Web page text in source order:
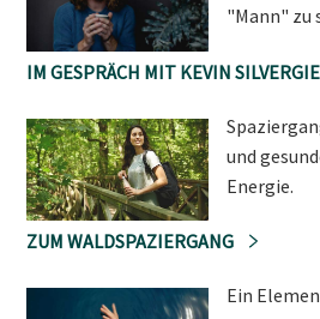
"Mann" zu
IM GESPRÄCH MIT KEVIN
und
Energie.
ZUM WALDSPAZIERGANG
Ein